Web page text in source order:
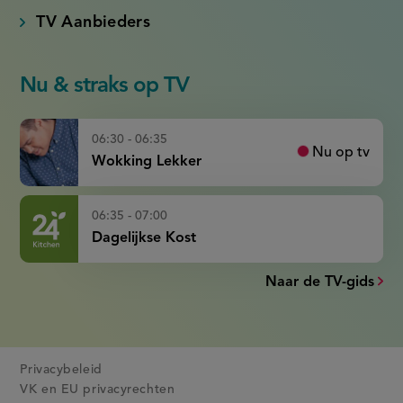
TV Aanbieders
Nu & straks op TV
06:30 - 06:35
Wokking Lekker
Nu op tv
06:35 - 07:00
Dagelijkse Kost
Naar de TV-gids
Privacybeleid
VK en EU privacyrechten